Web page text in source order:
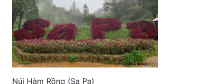
Núi Hàm Rồng (Sa Pa)